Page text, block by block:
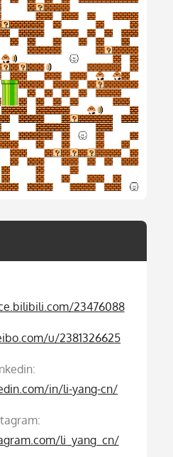
23476088
u/2381326625
in/li-yang-cn/
li_yang_cn/